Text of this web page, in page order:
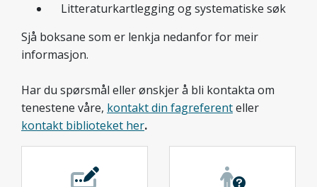
Litteraturkartlegging og systematiske søk
Sjå boksane som er lenkja nedanfor for meir
informasjon.
Har du spørsmål eller ønskjer å bli kontakta om
tenestene våre, kontakt din fagreferenteller
kontakt biblioteket her.